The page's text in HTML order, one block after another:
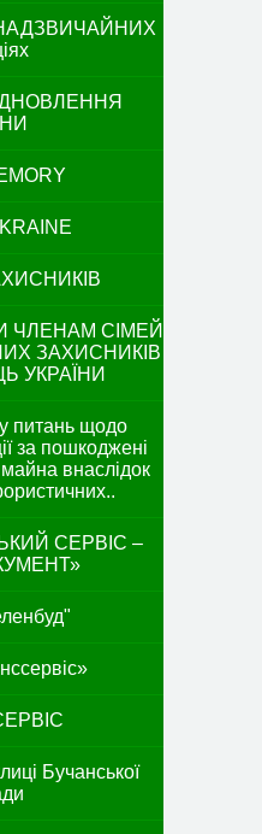
НАДЗВИЧАЙНИХ
ЧЛЕНАМ СІМЕЙ
ЗАХИСНИКІВ
УКРАЇНИ
питань щодо
за пошкоджені
внаслідок
СЕРВІС –
Бучанської